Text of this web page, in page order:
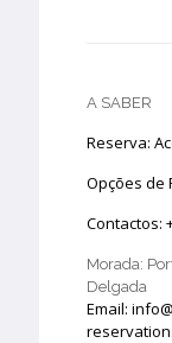
A SABER
Reserva:
Opções de
Contactos:
Morada:
Delgada
Email: